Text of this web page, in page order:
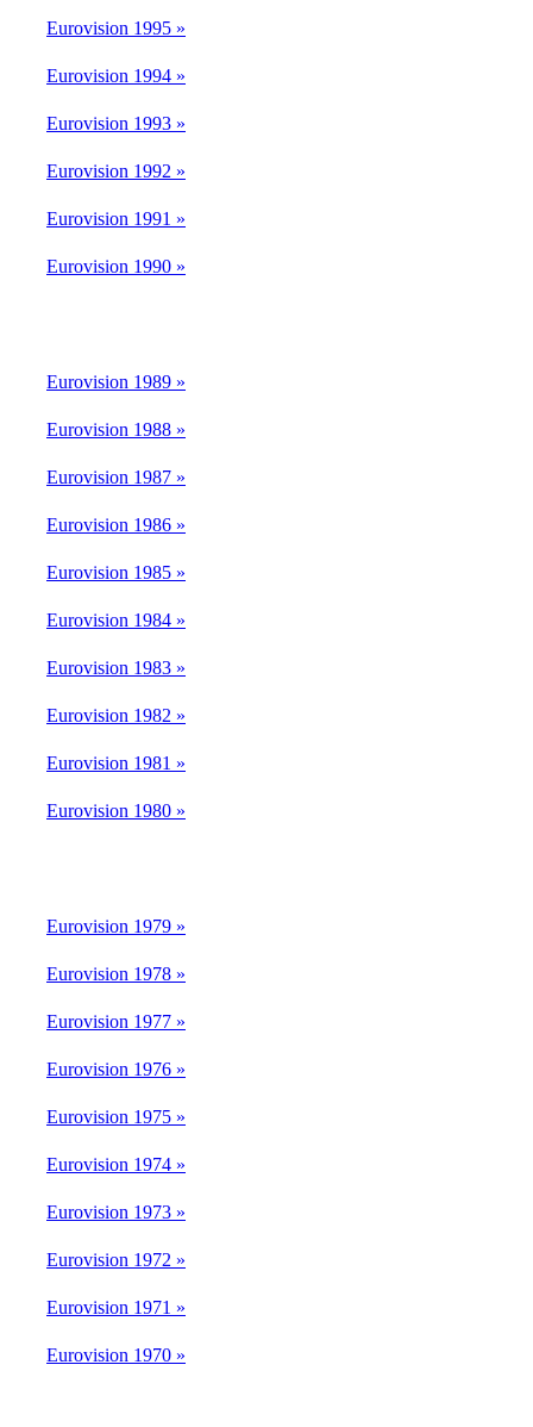
Eurovision 1995 »
Eurovision 1994 »
Eurovision 1993 »
Eurovision 1992 »
Eurovision 1991 »
Eurovision 1990 »
Eurovision 1989 »
Eurovision 1988 »
Eurovision 1987 »
Eurovision 1986 »
Eurovision 1985 »
Eurovision 1984 »
Eurovision 1983 »
Eurovision 1982 »
Eurovision 1981 »
Eurovision 1980 »
Eurovision 1979 »
Eurovision 1978 »
Eurovision 1977 »
Eurovision 1976 »
Eurovision 1975 »
Eurovision 1974 »
Eurovision 1973 »
Eurovision 1972 »
Eurovision 1971 »
Eurovision 1970 »